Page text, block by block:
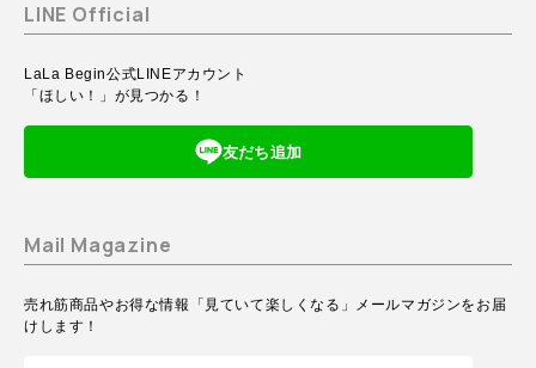
LINE Official
LaLa Begin公式LINEアカウント
「ほしい！」が見つかる！
友だち追加
Mail Magazine
売れ筋商品やお得な情報「見ていて楽しくなる」メールマガジンをお届
けします！